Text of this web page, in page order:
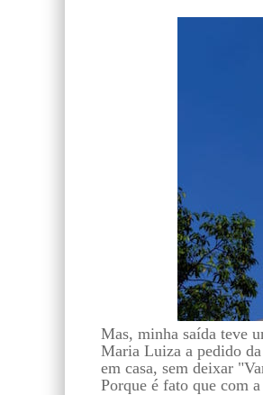
Mas, minha saída teve
Maria Luiza a pedido
em casa, sem deixar
Porque é fato que com